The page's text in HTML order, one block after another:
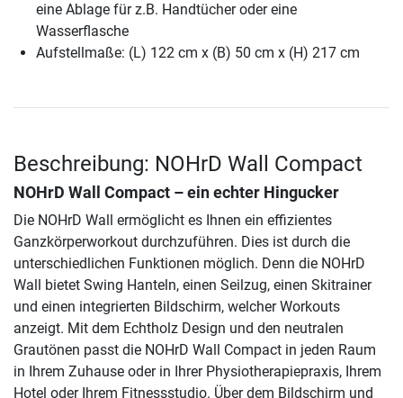
eine Ablage für z.B. Handtücher oder eine
Wasserflasche
Aufstellmaße: (L) 122 cm x (B) 50 cm x (H) 217 cm
Beschreibung: NOHrD Wall Compact
NOHrD Wall Compact – ein echter Hingucker
Die NOHrD Wall ermöglicht es Ihnen ein effizientes
Ganzkörperworkout durchzuführen. Dies ist durch die
unterschiedlichen Funktionen möglich. Denn die NOHrD
Wall bietet Swing Hanteln, einen Seilzug, einen Skitrainer
und einen integrierten Bildschirm, welcher Workouts
anzeigt. Mit dem Echtholz Design und den neutralen
Grautönen passt die NOHrD Wall Compact in jeden Raum
in Ihrem Zuhause oder in Ihrer Physiotherapiepraxis, Ihrem
Hotel oder Ihrem Fitnessstudio. Über dem Bildschirm und